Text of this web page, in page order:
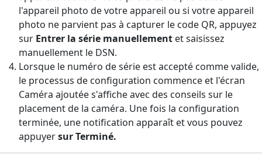
l'appareil photo de votre appareil ou si votre appareil
photo ne parvient pas à capturer le code QR, appuyez
sur Entrer la série manuellement et saisissez
manuellement le DSN.
Lorsque le numéro de série est accepté comme valide,
le processus de configuration commence et l'écran
Caméra ajoutée s'affiche avec des conseils sur le
placement de la caméra. Une fois la configuration
terminée, une notification apparaît et vous pouvez
appuyersur Terminé.